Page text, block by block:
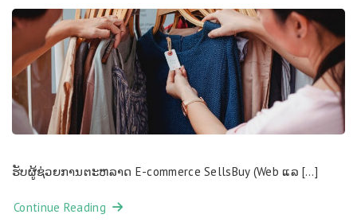
ຮ​ັບ​​ຜູ​້​ຊ່ວຍ​ການ​ຕະ​ຫລາດ E-commerce SellsBuy (Web ແລ […]
Continue Reading